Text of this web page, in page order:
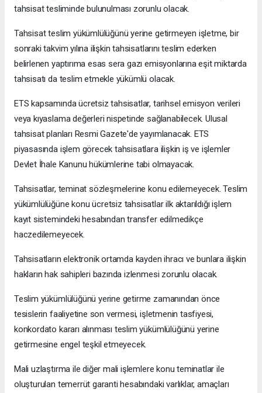
tahsisat tesliminde bulunulması zorunlu olacak.
Tahsisat teslim yükümlülüğünü yerine getirmeyen işletme, bir
sonraki takvim yılına ilişkin tahsisatlarını teslim ederken
belirlenen yaptırıma esas sera gazı emisyonlarına eşit miktarda
tahsisatı da teslim etmekle yükümlü olacak.
ETS kapsamında ücretsiz tahsisatlar, tarihsel emisyon verileri
veya kıyaslama değerleri nispetinde sağlanabilecek. Ulusal
tahsisat planları Resmi Gazete'de yayımlanacak. ETS
piyasasında işlem görecek tahsisatlara ilişkin iş ve işlemler
Devlet İhale Kanunu hükümlerine tabi olmayacak.
Tahsisatlar, teminat sözleşmelerine konu edilemeyecek. Teslim
yükümlülüğüne konu ücretsiz tahsisatlar ilk aktarıldığı işlem
kayıt sistemindeki hesabından transfer edilmedikçe
haczedilemeyecek.
Tahsisatların elektronik ortamda kayden ihracı ve bunlara ilişkin
hakların hak sahipleri bazında izlenmesi zorunlu olacak.
Teslim yükümlülüğünü yerine getirme zamanından önce
tesislerin faaliyetine son vermesi, işletmenin tasfiyesi,
konkordato kararı alınması teslim yükümlülüğünü yerine
getirmesine engel teşkil etmeyecek.
Mali uzlaştırma ile diğer mali işlemlere konu teminatlar ile
oluşturulan temerrüt garanti hesabındaki varlıklar, amaçları